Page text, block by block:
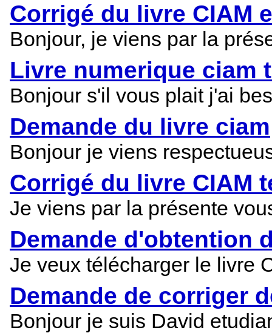
Corrigé du livre CIAM
Bonjour, je viens par la
Livre numerique ciam
Bonjour s'il vous plait j'ai
Demande du livre ciam
Bonjour je viens
Corrigé du livre CIAM
Je viens par la présente
Demande d'obtention
Je veux télécharger le livre
Demande de corriger
Bonjour je suis David